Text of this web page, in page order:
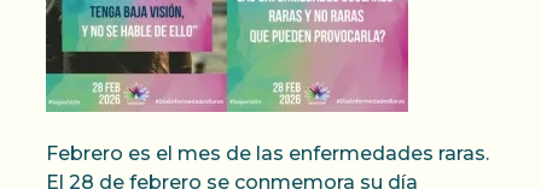
Febrero es el mes de las enfermedades raras.
El 28 de febrero se conmemora su día